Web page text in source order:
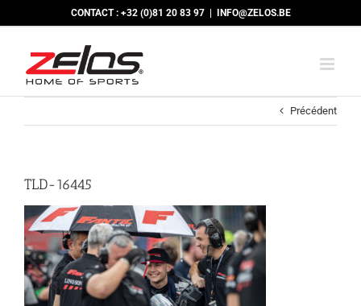
CONTACT : +32 (0)81 20 83 97 INFO@ZELOS.BE
Précédent
TLD-16445